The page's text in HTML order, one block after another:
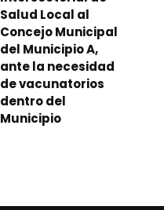
Salud Local al
Concejo Municipal
del Municipio A,
ante la necesidad
de vacunatorios
dentro del
Municipio